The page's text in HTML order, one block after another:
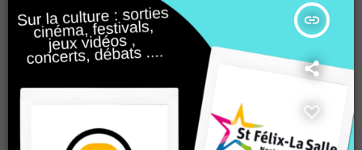
insert_link